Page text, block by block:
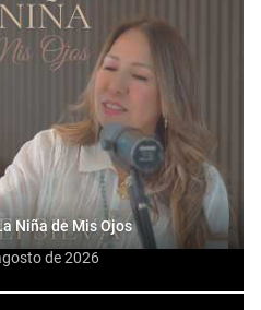
Niña de Mis Ojos
de 2026